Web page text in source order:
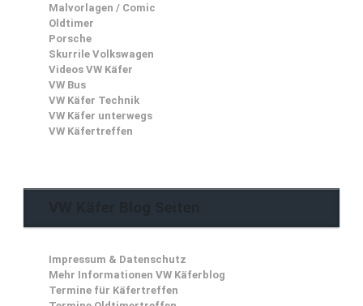
Malvorlagen / Comic
Oldtimer
Porsche
Skurrile Volkswagen
Videos VW Käfer
VW Bus
VW Käfer Technik
VW Käfer unterwegs
VW Käfertreffen
Impressum & Datenschutz
Mehr Informationen VW Käferblog
Termine für Käfertreffen